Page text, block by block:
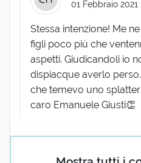
01 Febbraio 2021
Stessa intenzione! Me
figli poco più che
aspetti. Giudicandoli io
dispiacque averlo
che temevo uno
caro Emanuele Giusti👏